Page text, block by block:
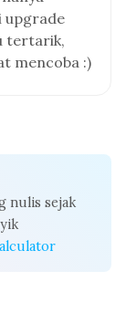
upgrade
tertarik,
mencoba :)
nulis sejak